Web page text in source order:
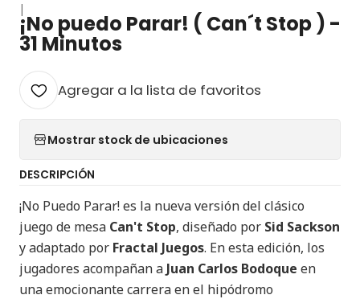
|
¡No puedo Parar! ( Can´t Stop ) -
31 Minutos
Agregar a la lista de favoritos
Mostrar stock de ubicaciones
DESCRIPCIÓN
¡No Puedo Parar! es la nueva versión del clásico
juego de mesa Can't Stop, diseñado por Sid Sackson
y adaptado por Fractal Juegos. En esta edición, los
jugadores acompañan a Juan Carlos Bodoque en
una emocionante carrera en el hipódromo